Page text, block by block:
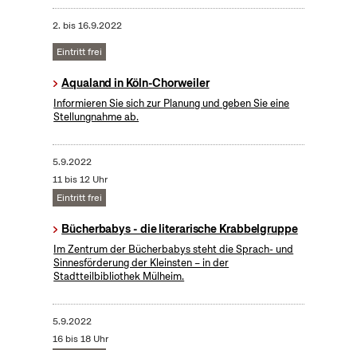
2. bis16.9.2022
Eintritt frei
Aqualand in Köln-Chorweiler
Informieren Sie sich zur Planung und geben Sie eine
Stellungnahme ab.
5.9.2022
11 bis 12 Uhr
Eintritt frei
Bücherbabys - die literarische Krabbelgruppe
Im Zentrum der Bücherbabys steht die Sprach- und
Sinnesförderung der Kleinsten – in der
Stadtteilbibliothek Mülheim.
5.9.2022
16 bis 18 Uhr